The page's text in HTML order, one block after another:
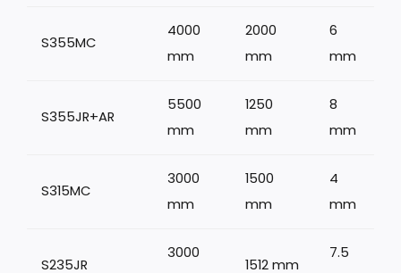
S355MC
4000
mm
2000
mm
6
mm
S355JR+AR
5500
mm
1250
mm
8
mm
S315MC
3000
mm
1500
mm
4
mm
S235JR
3000
1512 mm
7.5